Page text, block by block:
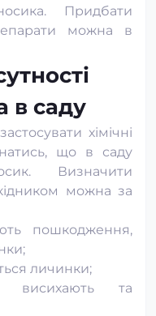
для вишні
для буряка
для абрикосу
Придбати
можна в
в саду
хімічні
що в саду
Визначити
можна за
пошкодження,
личинки;
висихають та